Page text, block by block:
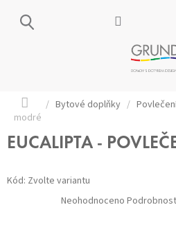
Domů
/ Bytové doplňky /
modré
EUCALIPTA -
Kód: Zvolte variantu
Průměrné
hodnocení
Neohodnoceno